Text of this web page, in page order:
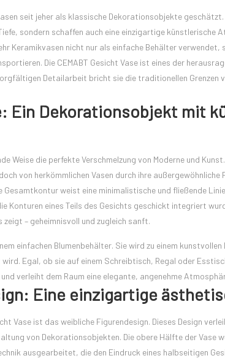
seit jeher als klassische Dekorationsobjekte geschätzt.
sondern schaffen auch eine einzigartige künstlerische
Keramikvasen nicht nur als einfache Behälter verwendet,
Die CEMABT Gesicht Vase ist eines der
Detailarbeit bricht sie die traditionellen Grenzen
Ein Dekorationsobjekt mit
Weise die perfekte Verschmelzung von Moderne und
von herkömmlichen Vasen durch ihre außergewöhnliche
weist eine minimalistische und fließende
Konturen eines Teils des Gesichts geschickt integriert
– geheimnisvoll und zugleich sanft.
einfachen Blumenbehälter. Sie wird zu einem
Egal, ob sie auf einem Schreibtisch, Regal oder
verleiht dem Raum eine elegante, angenehme
Eine einzigartige
Vase ist das weibliche Figurendesign. Dieses Design
von Dekorationsobjekten. Die obere Hälfte der Vase
ausgearbeitet, die den Eindruck eines halbseitigen